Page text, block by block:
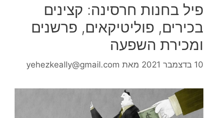
פיל בחנות חרסינה: קצינים
בכירים, פוליטיקאים, פרשנים
ומכירת השפעה
10 בדצמבר 2021 מאת yehezkeally@gmail.com